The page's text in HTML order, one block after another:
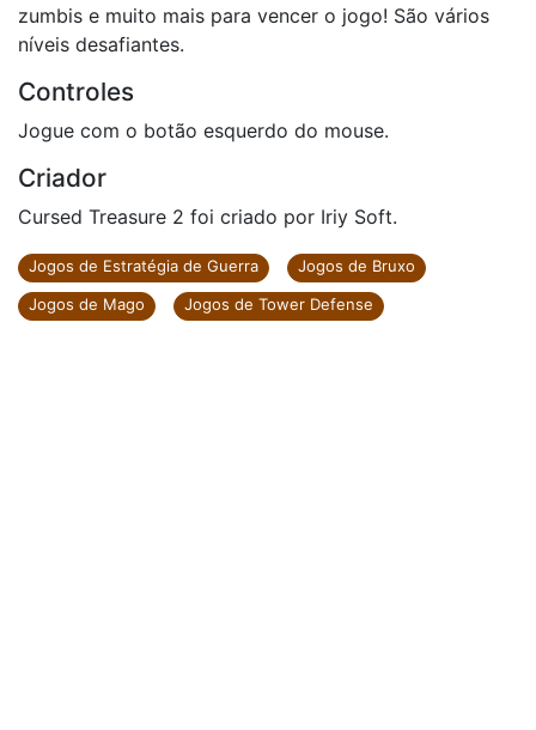
zumbis e muito mais para vencer o jogo! São vários
níveis desafiantes.
Controles
Jogue com o botão esquerdo do mouse.
Criador
Cursed Treasure 2 foi criado por Iriy Soft.
Jogos de Estratégia de Guerra
Jogos de Bruxo
Jogos de Mago
Jogos de Tower Defense